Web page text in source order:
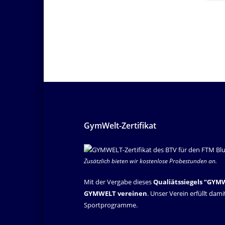
GymWelt-Zertifikat
Zusätzlich bieten wir kostenlose Probestunden an.
Mit der Vergabe diesesQualiätssiegels
GYMWELT vereinen. Unser Verein erfüllt
Sportprogramme.